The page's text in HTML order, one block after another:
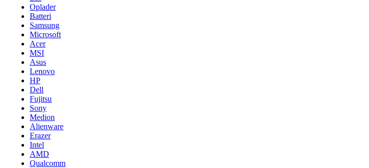
Oplader
Batteri
Samsung
Microsoft
Acer
MSI
Asus
Lenovo
HP
Dell
Fujitsu
Sony
Medion
Alienware
Erazer
Intel
AMD
Qualcomm